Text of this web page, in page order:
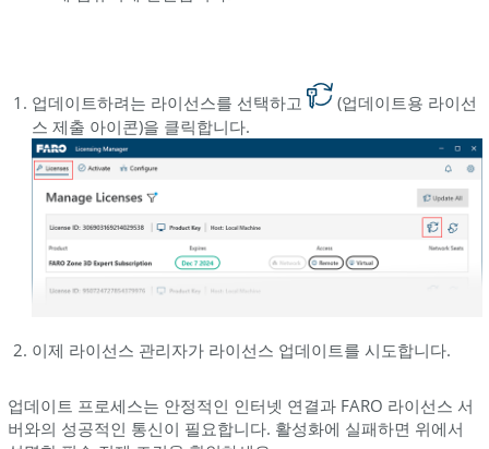
웨
어
유
지
보
랜
만
소
트
웨
업데이트하려는 라이선스를 선택하고
(업데이트용 라이선
스 제출 아이콘)을 클릭합니다.
이제 라이선스 관리자가 라이선스 업데이트를 시도합니다.
업데이트 프로세스는 안정적인 인터넷 연결과 FARO 라이선스 서
버와의 성공적인 통신이 필요합니다. 활성화에 실패하면 위에서